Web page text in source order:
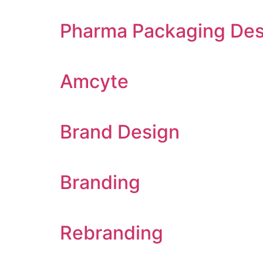
Pharma Packaging
Amcyte
Brand Design
Branding
Rebranding